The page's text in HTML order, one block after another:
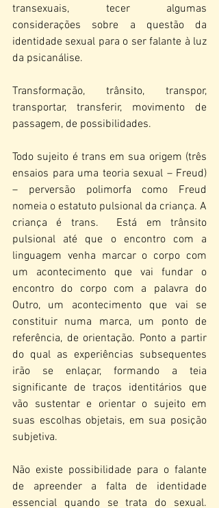
transexuais, tecer algumas
considerações sobre a questão da
identidade sexual para o ser falante à luz
da psicanálise.
Transformação, trânsito, transpor,
transportar, transferir, movimento de
passagem, de possibilidades.
Todo sujeito é trans em sua origem (três
ensaios para uma teoria sexual – Freud)
– perversão polimorfa como Freud
nomeia o estatuto pulsional da criança. A
criança é trans.  Está em trânsito
pulsional até que o encontro com a
linguagem venha marcar o corpo com
um acontecimento que vai fundar o
encontro do corpo com a palavra do
Outro, um acontecimento que vai se
constituir numa marca, um ponto de
referência, de orientação. Ponto a partir
do qual as experiências subsequentes
irão se enlaçar, formando a teia
significante de traços identitários que
vão sustentar e orientar o sujeito em
suas escolhas objetais, em sua posição
subjetiva.
Não existe possibilidade para o falante
de apreender a falta de identidade
essencial quando se trata do sexual.